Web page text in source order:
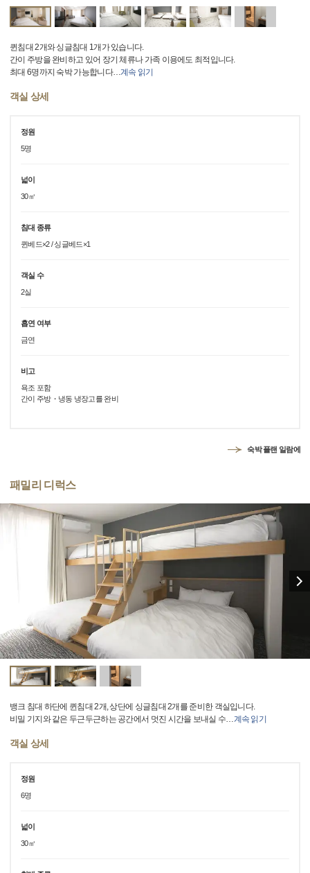
퀸침대 2개와 싱글침대 1개가 있습니다.
간이 주방을 완비하고 있어 장기 체류나 가족 이용에도 최적입니다.
최대 6명까지 숙박 가능합니다…계속 읽기
객실 상세
정원
5명
넓이
30㎡
침대 종류
퀸베드×2 / 싱글베드×1
객실 수
2실
흡연 여부
금연
비고
욕조 포함
간이 주방・냉동 냉장고를 완비
숙박 플랜 일람에
패밀리 디럭스
뱅크 침대 하단에 퀸침대 2개, 상단에 싱글침대 2개를 준비한 객실입니다.
비밀 기지와 같은 두근두근하는 공간에서 멋진 시간을 보내실 수…계속 읽기
객실 상세
정원
6명
넓이
30㎡